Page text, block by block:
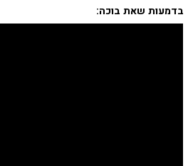
בדמעות שאת בוכה: